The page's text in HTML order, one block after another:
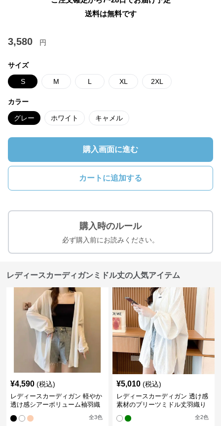
送料は無料です
3,580 円
サイズ
S M L XL 2XL
カラー
グレー ホワイト キャメル
購入画面に進む
カートに追加する
購入時のルール
必ず購入前にお読みください。
レディースカーディガンミドル丈の人気アイテム
¥4,590 (税込)
レディースカーディガン 軽やか
透け感シアーボリューム袖羽織
全3色
¥5,010 (税込)
レディースカーディガン 透け感
素材のプリーツミドル丈羽織り
全2色